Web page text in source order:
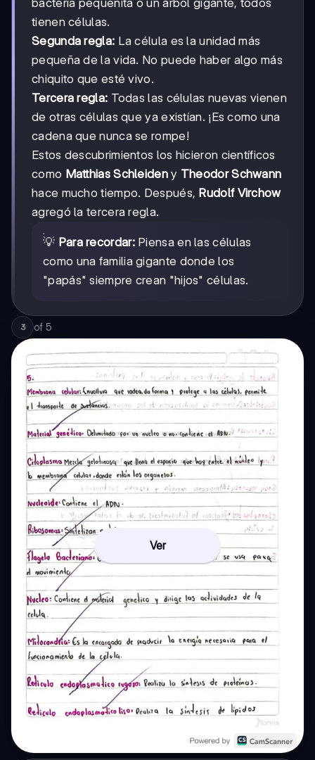
bacteria pequeñita o un árbol gigante, todos
tienen células.
Segunda regla: La célula es la unidad más
pequeña de la vida. No puede haber algo más
chiquito que esté vivo.
Tercera regla: Todas las células nuevas vienen
de otras células que ya existían. ¡Es como una
cadena que nunca se rompe!
Estos descubrimientos los hicieron científicos
como Matthias Schleideny Theodor Schwann
hace mucho tiempo. Después, Rudolf Virchow
agregó la tercera regla.
💡 Para recordar:Piensa en las células
como una familia gigante donde los
"papás" siempre crean "hijos" células.
3 of 5
Ver